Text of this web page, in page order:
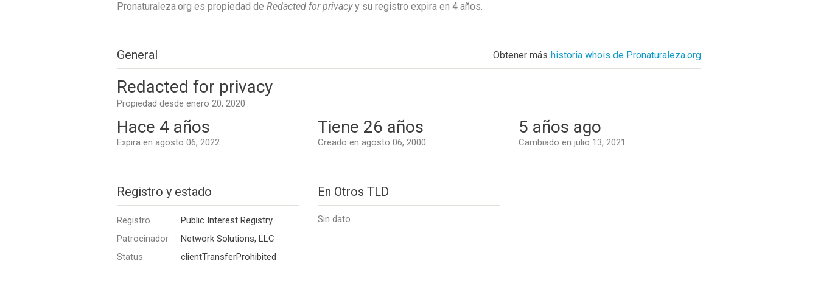
Pronaturaleza.org es propiedad de Redacted for privacyy su registro expira en 4 años.
General Obtener más historia whois de Pronaturaleza.org
Redacted for privacy
Propiedad desde enero 20, 2020
Hace 4 años
Expira en agosto 06, 2022
Tiene 26 años
Creado en agosto 06, 2000
5 años ago
Cambiado en julio 13, 2021
Registro y estado
Registro
Public Interest Registry
Patrocinador
Network Solutions, LLC
Status
clientTransferProhibited
En Otros TLD
Sin dato